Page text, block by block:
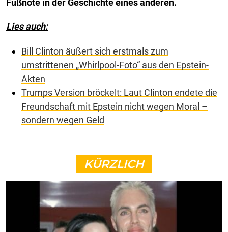
Fußnote in der Geschichte eines anderen.
Lies auch:
Bill Clinton äußert sich erstmals zum
umstrittenen „Whirlpool-Foto“ aus den Epstein-
Akten
Trumps Version bröckelt: Laut Clinton endete die
Freundschaft mit Epstein nicht wegen Moral –
sondern wegen Geld
KÜRZLICH